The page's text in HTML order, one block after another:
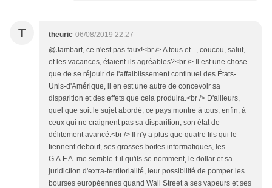
T theuric 06/08/2019 22:27
@Jambart, ce n'est pas faux!<br /> A tous et..., coucou, salut,
et les vacances, étaient-ils agréables?<br /> Il est une chose
que de se réjouir de l'affaiblissement continuel des États-
Unis-d'Amérique, il en est une autre de concevoir sa
disparition et des effets que cela produira.<br /> D'ailleurs,
quel que soit le sujet abordé, ce pays montre à tous, enfin, à
ceux qui ne craignent pas sa disparition, son état de
délitement avancé.<br /> Il n'y a plus que quatre fils qui le
tiennent debout, ses grosses boites informatiques, les
G.A.F.A. me semble-t-il qu'ils se nomment, le dollar et sa
juridiction d'extra-territorialité, leur possibilité de pomper les
bourses européennes quand Wall Street a ses vapeurs et ses